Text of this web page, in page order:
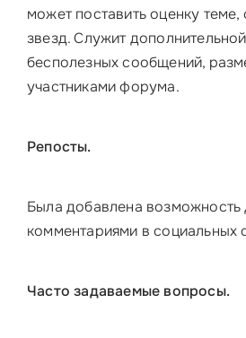
может поставить оценку
звезд. Служит
бесполезных сообщений,
участниками форума.
Репосты.
Была добавлена возможность
комментариями в социальных
Часто задаваемые вопросы.